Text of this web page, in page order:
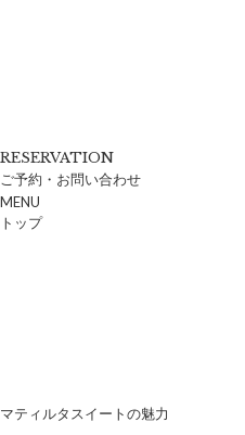
RESERVATION
ご予約・お問い合わせ
MENU
トップ
マティルタスイートの魅力